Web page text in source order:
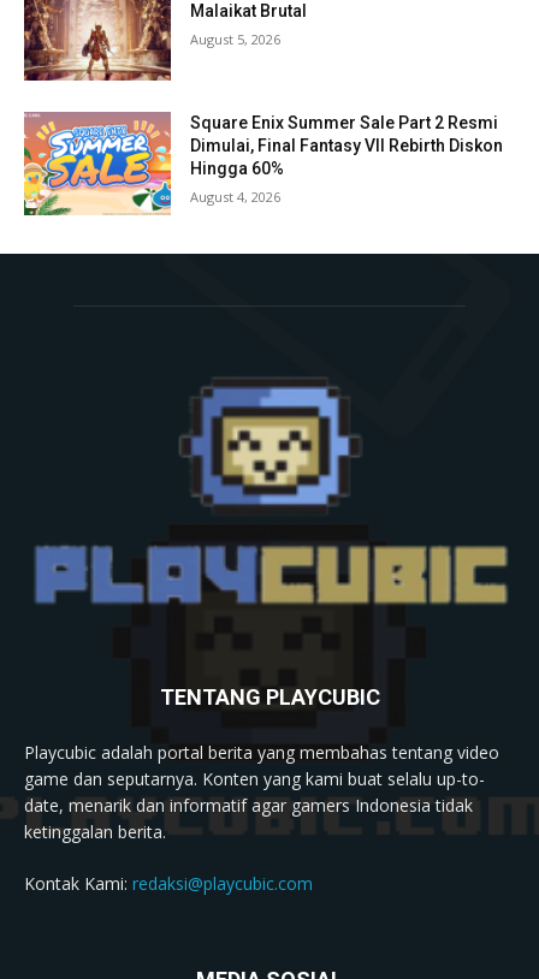
Malaikat Brutal
August 5, 2026
Square Enix Summer Sale Part 2 Resmi
Dimulai, Final Fantasy VII Rebirth Diskon
Hingga 60%
August 4, 2026
TENTANG PLAYCUBIC
Playcubic adalah portal berita yang membahas tentang video
game dan seputarnya. Konten yang kami buat selalu up-to-
date, menarik dan informatif agar gamers Indonesia tidak
ketinggalan berita.
Kontak Kami: redaksi@playcubic.com